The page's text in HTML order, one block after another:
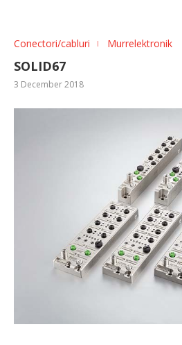
Conectori/cabluri Murrelektronik
SOLID67
3 December 2018